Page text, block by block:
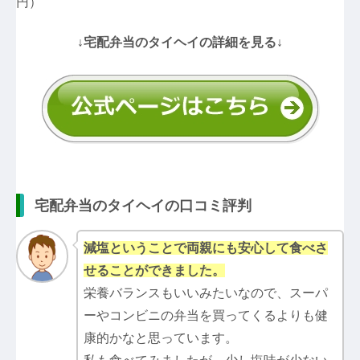
↓宅配弁当のタイヘイの詳細を見る↓
宅配弁当のタイヘイの口コミ評判
減塩ということで両親にも安心して食べさ
せることができました。
栄養バランスもいいみたいなので、スーパ
ーやコンビニの弁当を買ってくるよりも健
康的かなと思っています。